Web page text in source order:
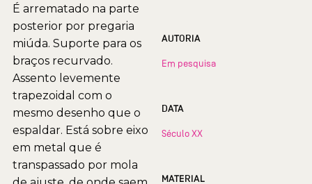
É arrematado na parte
posterior por pregaria
miúda. Suporte para os
braços recurvado.
Assento levemente
trapezoidal com o
mesmo desenho que o
espaldar. Está sobre eixo
em metal que é
transpassado por mola
AUTORIA
Em pesquisa
DATA
Século XX
MATERIAL